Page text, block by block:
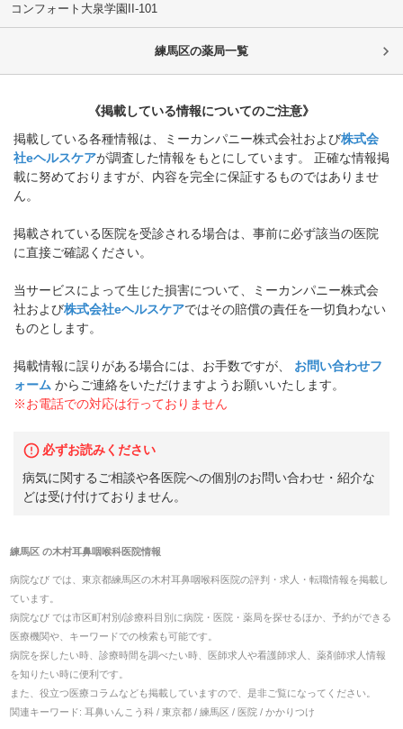
コンフォート大泉学園II-101
練馬区の薬局一覧
《掲載している情報についてのご注意》
掲載している各種情報は、ミーカンパニー株式会社および株式会
社eヘルスケアが調査した情報をもとにしています。 正確な情報掲
載に努めておりますが、内容を完全に保証するものではありませ
ん。
掲載されている医院を受診される場合は、事前に必ず該当の医院
に直接ご確認ください。
当サービスによって生じた損害について、ミーカンパニー株式会
社および株式会社eヘルスケアではその賠償の責任を一切負わない
ものとします。
掲載情報に誤りがある場合には、お手数ですが、
お問い合わせフ
ォーム からご連絡をいただけますようお願いいたします。
※お電話での対応は行っておりません
必ずお読みください
病気に関するご相談や各医院への個別のお問い合わせ・紹介な
どは受け付けておりません。
練馬区の木村耳鼻咽喉科医院情報
病院なび では、 東京都練馬区の木村耳鼻咽喉科医院の評判・求人・転職情報を掲載し
ています。
病院なび では市区町村別/診療科目別に病院・医院・薬局を探せるほか、予約ができる
医療機関や、キーワードでの検索も可能です。
病院を探したい時、診療時間を調べたい時、医師求人や看護師求人、薬剤師求人情報
を知りたい時に便利です。
また、役立つ医療コラムなども掲載していますので、是非ご覧になってください。
関連キーワード: 耳鼻いんこう科 / 東京都 / 練馬区 / 医院 / かかりつけ